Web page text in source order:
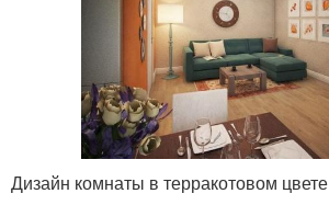
Дизайн комнаты в терракотовом цвете